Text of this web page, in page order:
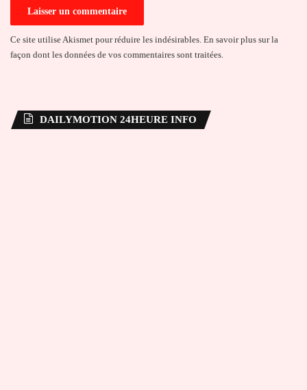
Ce site utilise Akismet pour réduire les indésirables. En savoir plus sur la
façon dont les données de vos commentaires sont traitées.
DAILYMOTION 24HEURE INFO